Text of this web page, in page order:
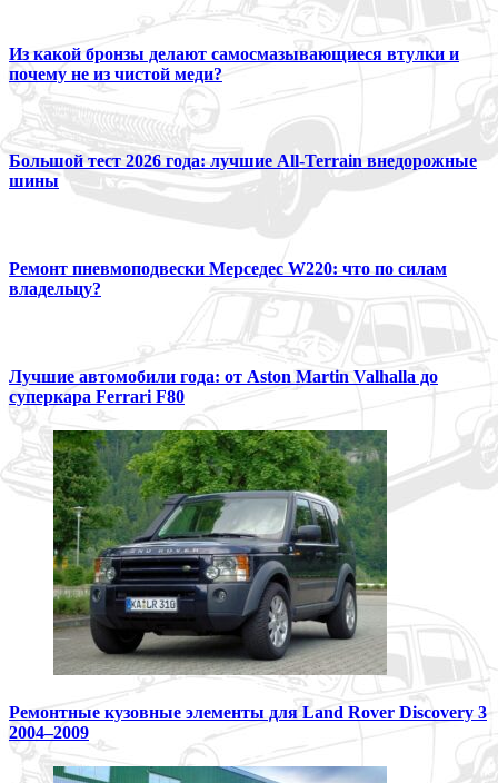
Из какой бронзы делают самосмазывающиеся втулки и
почему не из чистой меди?
Большой тест 2026 года: лучшие All-Terrain внедорожные
шины
Ремонт пневмоподвески Мерседес W220: что по силам
владельцу?
Лучшие автомобили года: от Aston Martin Valhalla до
суперкара Ferrari F80
Ремонтные кузовные элементы для Land Rover Discovery 3
2004–2009